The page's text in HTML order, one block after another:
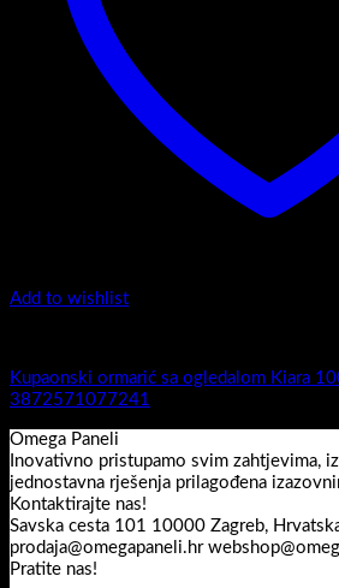
Add to wishlist
Kupaonski ormarić sa ogledalom Kiara
3872571077241
Omega Paneli
Inovativno pristupamo svim zahtjevima,
jednostavna rješenja prilagođena
Kontaktirajte nas!
Savska cesta 101 10000 Zagreb,
prodaja@omegapaneli.hr
Pratite nas!